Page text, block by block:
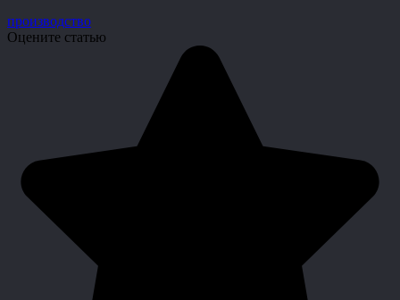
производство
Оцените статью